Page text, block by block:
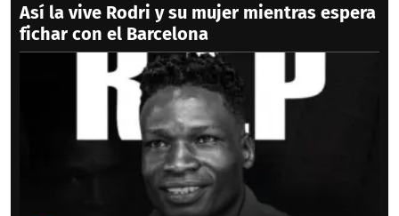
Así la vive Rodri y su mujer mientras espera
fichar con el Barcelona